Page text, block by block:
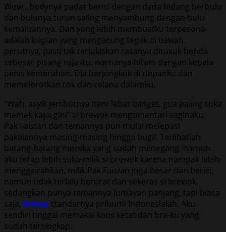
Wow…bodynya padat berisi dengan dada bidang berbulu
dan bulunya turun saling menyambung dengan bulu
kemaluannya. Dan yang lebih membuatku terpesona
adalah bagian yang mengacung tegak di bawah
perutnya, pasti tak terlukiskan rasanya ditusuk benda
sebesar pisang raja itu, warnanya hitam dengan kepala
penis kemerahan. Dia berjongkok di depanku dan
memelorotkan rok dan celana dalamku.
“Wah, asyik jembutnya item lebat banget, gua paling suka
memek kaya gini” si brewok mengomentari vaginaku.
Pak Fauzan dan temannya pun mulai melepasi
pakaiannya masing-masing hingga bugil. Terlihatlah
batang-batang mereka yang sudah menegang, namun
aku tetap lebih suka milik si brewok karena nampak lebih
menggairahkan, milik Pak Fauzan juga besar dan berisi,
namun tidak terlalu berurat dan sekeras si brewok,
sedangkan punya temannya lumayan panjang, tapi biasa
saja, Bokep standarnya pribumi Indonesialah. Aku
sendiri tinggal memakai kaos ketat dan bra-ku yang
sudah tersingkap.